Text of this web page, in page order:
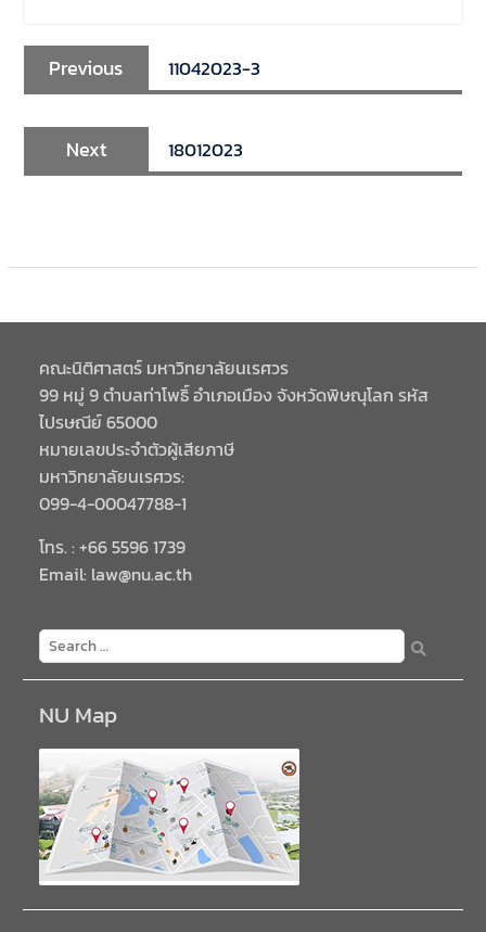
Previous 11042023-3
Next 18012023
คณะนิติศาสตร์ มหาวิทยาลัยนเรศวร
99 หมู่ 9 ตำบลท่าโพธิ์ อำเภอเมือง จังหวัดพิษณุโลก รหัส
ไปรษณีย์ 65000
หมายเลขประจำตัวผู้เสียภาษี
มหาวิทยาลัยนเรศวร:
099-4-00047788-1
โทร. : +66 5596 1739
Email: law@nu.ac.th
NU Map